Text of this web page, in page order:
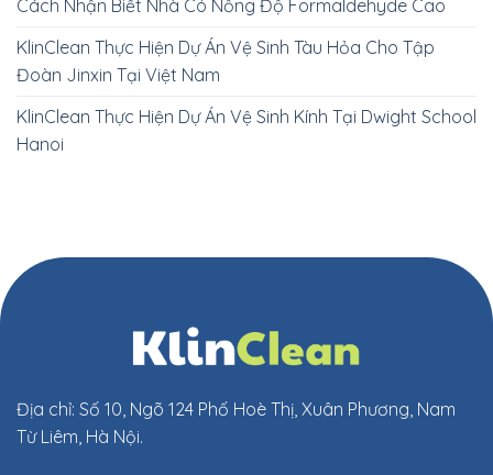
Cách Nhận Biết Nhà Có Nồng Độ Formaldehyde Cao
KlinClean Thực Hiện Dự Án Vệ Sinh Tàu Hỏa Cho Tập
Đoàn Jinxin Tại Việt Nam
KlinClean Thực Hiện Dự Án Vệ Sinh Kính Tại Dwight School
Hanoi
Địa chỉ: Số 10, Ngõ 124 Phố Hoè Thị, Xuân Phương, Nam
Từ Liêm, Hà Nội.